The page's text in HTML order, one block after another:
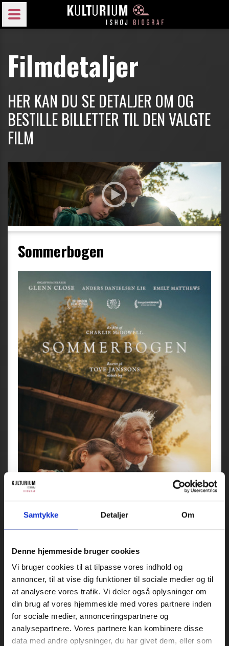
Samtykke Detaljer Om
Denne hjemmeside bruger cookies
Vi bruger cookies til at tilpasse vores indhold og
annoncer, til at vise dig funktioner til sociale medier og til
at analysere vores trafik. Vi deler også oplysninger om
din brug af vores hjemmeside med vores partnere inden
for sociale medier, annonceringspartnere og
analysepartnere. Vores partnere kan kombinere disse
data med andre oplysninger, du har givet dem, eller som